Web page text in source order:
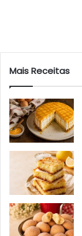
Mais Receitas